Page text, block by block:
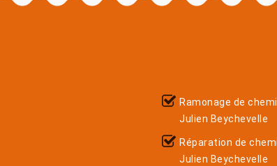
Ramonage de
Julien Beychevelle
Réparation de
Julien Beychevelle